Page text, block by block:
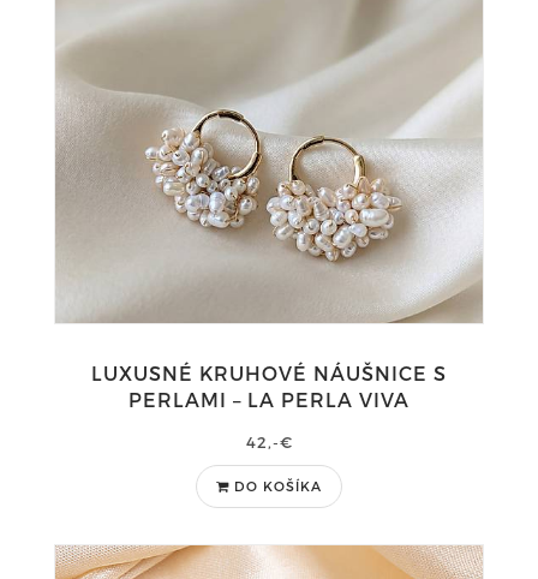
LUXUSNÉ KRUHOVÉ NÁUŠNICE S
PERLAMI – LA PERLA VIVA
42,-€
DO KOŠÍKA